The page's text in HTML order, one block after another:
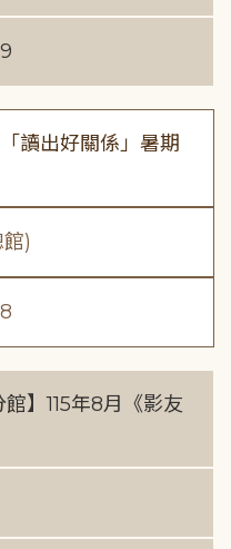
「讀出好關係」暑期
)
館】115年8月《影友